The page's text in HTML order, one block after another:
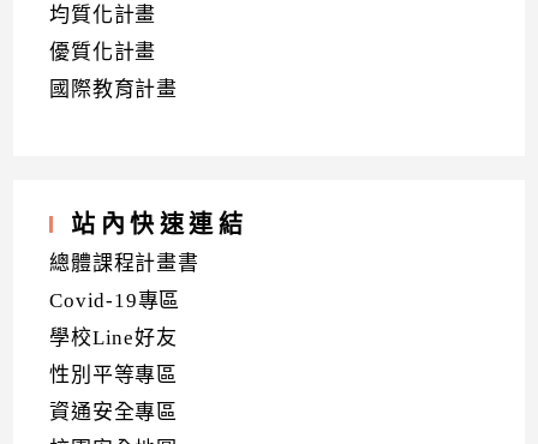
均質化計畫
優質化計畫
國際教育計畫
站內快速連結
總體課程計畫書
Covid-19專區
學校Line好友
性別平等專區
資通安全專區